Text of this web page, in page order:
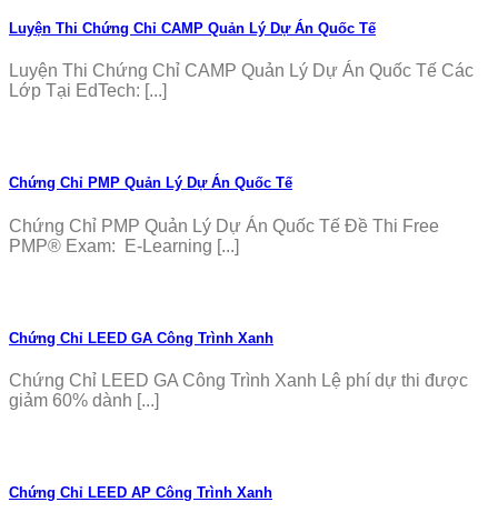
Luyện Thi Chứng Chỉ CAMP Quản Lý Dự Án Quốc Tế
Luyện Thi Chứng Chỉ CAMP Quản Lý Dự Án Quốc Tế Các
Lớp Tại EdTech: [...]
Chứng Chỉ PMP Quản Lý Dự Án Quốc Tế
Chứng Chỉ PMP Quản Lý Dự Án Quốc Tế Đề Thi Free
PMP® Exam: E-Learning [...]
Chứng Chỉ LEED GA Công Trình Xanh
Chứng Chỉ LEED GA Công Trình Xanh Lệ phí dự thi được
giảm 60% dành [...]
Chứng Chỉ LEED AP Công Trình Xanh